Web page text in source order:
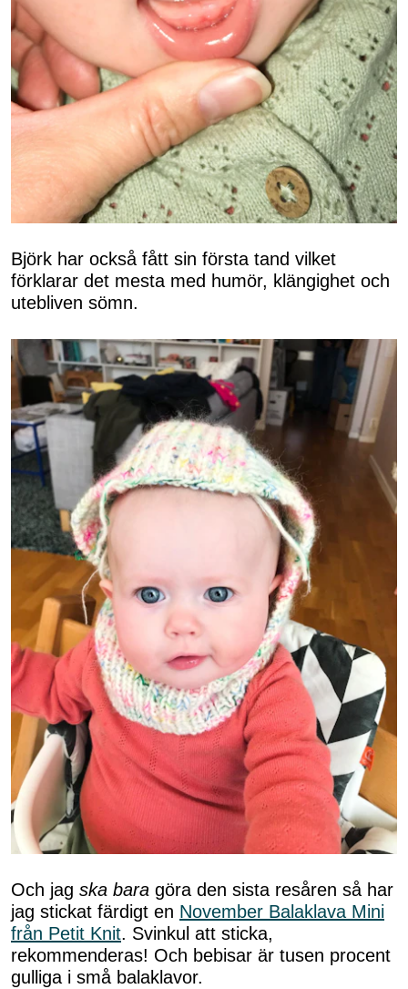
Björk har också fått sin första tand vilket
förklarar det mesta med humör, klängighet och
utebliven sömn.
Och jag ska bara göra den sista resåren så har
jag stickat färdigt en November Balaklava Mini
från Petit Knit. Svinkul att sticka,
rekommenderas! Och bebisar är tusen procent
gulliga i små balaklavor.